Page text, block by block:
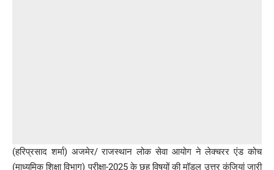
(हरिप्रसाद शर्मा) अजमेर/ राजस्थान लोक सेवा आयोग ने लेक्चरर एंड कोच
(माध्यमिक शिक्षा विभाग) परीक्षा-2025 के छह विषयों की मॉडल उत्तर कुंजियां जारी